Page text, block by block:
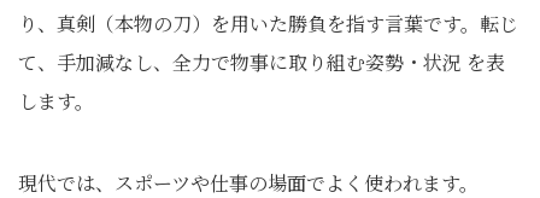
り、真剣（本物の刀）を用いた勝負を指す言葉です。転じ
て、手加減なし、全力で物事に取り組む姿勢・状況 を表
します。
現代では、スポーツや仕事の場面でよく使われます。